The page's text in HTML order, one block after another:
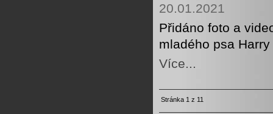
20.01.2021
Přidáno foto a
mladého psa
Více...
Stránka 1 z 11